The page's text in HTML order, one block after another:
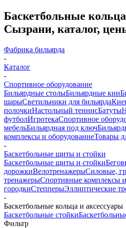
Баскетбольные
Сызрани, каталог,
Фабрика бильярда
-
Каталог
-
Спортивное оборудование
Бильярдные столыБильярдные кии
шарыСветильники для бильярда
полочкиНастольный теннисБатуты
футболИгротекаСпортивное
мебельБильярдная под ключ
комплексы и оборудованиеТовары
-
Баскетбольные щиты и стойки
Баскетбольные щиты и стойки
дорожкиВелотренажерыСиловые,
тренажерыСпортивные комплексы и
городкиСтепперыЭллиптические
-
Баскетбольные кольца и аксессуары
Баскетбольные стойки
Фильтр